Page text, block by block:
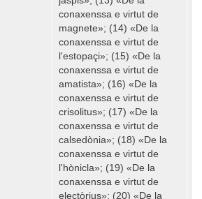
conaxenssa e virtut de
magnete»; (14) «De la
conaxenssa e virtut de
l'estopaçi»; (15) «De la
conaxenssa e virtut de
amatista»; (16) «De la
conaxenssa e virtut de
crisolitus»; (17) «De la
conaxenssa e virtut de
calsedònia»; (18) «De la
conaxenssa e virtut de
l'hònicla»; (19) «De la
conaxenssa e virtut de
electòrius»; (20) «De la